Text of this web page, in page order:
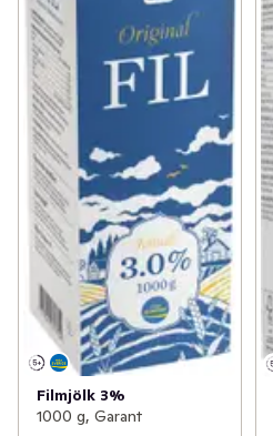
Filmjölk 3%
1000 g, Garant